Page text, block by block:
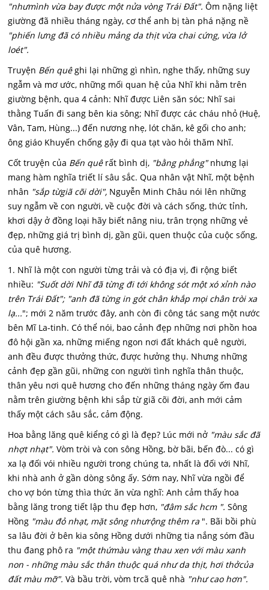
"nhưmình vừa bay được một nửa vòng Trái Đất".Ôm nặng liệt
giường đã nhiều tháng ngày, cơ thể anh bị tàn phá nặng nề
"phiến lưng đã có nhiều mảng da thịt vừa chai cứng, vừa lở
loét".
Truyện Bến quêghi lại những gì nhìn, nghe thấy, những suy
ngẫm và mơ ước, những mối quan hệ của Nhĩ khi nằm trên
giường bệnh, qua 4 cảnh: Nhĩ được Liên săn sóc; Nhĩ sai
thằng Tuấn đi sang bên kia sông; Nhĩ được các cháu nhỏ (Huệ,
Vân, Tam, Hùng...) đến nương nhẹ, lót chăn, kê gối cho anh;
ông giáo Khuyến chống gậy đi qua tạt vào hỏi thăm Nhĩ.
Cốt truyện của Bến quêrất bình dị, "bằng phẳng"nhưng lại
mang hàm nghĩa triết lí sâu sắc. Qua nhân vật Nhĩ, một bệnh
nhân "sắp từgiã cõi dời", Nguyễn Minh Châu nói lên những
suy ngẫm về con người, về cuộc đời và cách sống, thức tỉnh,
khơi dậy ở đồng loại hãy biết nâng niu, trân trọng những vẻ
đẹp, những giá trị bình dị, gần gũi, quen thuộc của cuộc sống,
của quê hương.
1. Nhĩ là một con người từng trải và có địa vị, đi rộng biết
nhiều: "Suốt dời Nhĩ đã từng đi tới không sót một xó xỉnh nào
trên Trái Đất"; "anh đã từng in gót chân khắp mọi chân tròi xa
lạ..."; mới 2 năm trước đây, anh còn đi công tác sang một nước
bên Mĩ La-tinh. Có thể nói, bao cảnh đẹp những nơi phồn hoa
đô hội gần xa, những miếng ngon nơi đất khách quê người,
anh đều được thưởng thức, được hưởng thụ. Nhưng những
cảnh đẹp gần gũi, những con người tình nghĩa thân thuộc,
thân yêu nơi quê hương cho đến những tháng ngày ốm đau
nằm trên giường bệnh khi sắp từ giã cõi đời, anh mới cảm
thấy một cách sâu sắc, cảm động.
Hoa bằng lăng quê kiểng có gì là đẹp? Lúc mới nở "màu sắc đã
nhợt nhạt". Vòm tròi và con sông Hồng, bờ bãi, bến đò... có gì
xa lạ đối vói nhiều người trong chúng ta, nhất là đối với Nhĩ,
khi nhà anh ở gần dòng sông ấy. Sớm nay, Nhĩ vừa ngồi để
cho vợ bón từng thìa thức ăn vừa nghĩ: Anh cảm thấy hoa
bằng lăng trong tiết lập thu đẹp hơn, "đâm sắc hcm ". Sông
Hồng "màu đỏ nhạt, mặt sông nhưrộng thêm ra ". Bãi bồi phù
sa lâu đời ở bên kia sông Hồng dưới những tia nắng sóm đầu
thu đang phô ra "một thứmàu vàng thau xen với màu xanh
non - những màu sắc thân thuộc quá như da thịt, hơi thởcủa
đất màu mỡ". Và bầu trời, vòm trcã quê nhà "như cao hơn".